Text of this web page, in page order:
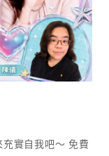
實自我吧～ 免費